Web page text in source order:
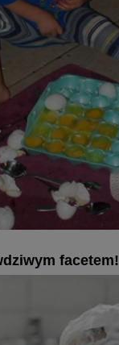
facetem!